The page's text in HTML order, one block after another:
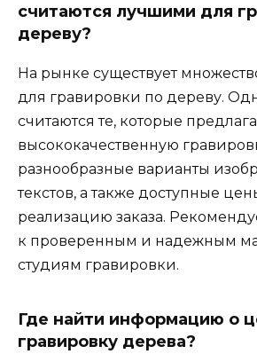
считаются лучшими для
дереву?
На рынке существует
для гравировки по дереву.
считаются те, которые
высококачественную
разнообразные варианты
текстов, а также доступные
реализацию заказа.
к проверенным и надежным
студиям гравировки.
Где найти информацию о
гравировку дерева?